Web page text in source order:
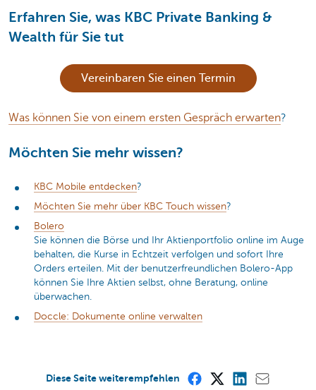
Erfahren Sie, was KBC Private Banking &
Wealth für Sie tut
Vereinbaren Sie einen Termin
Was können Sie von einem ersten Gespräch erwarten?
Möchten Sie mehr wissen?
KBC Mobile entdecken?
Möchten Sie mehr über KBC Touch wissen?
Bolero
Sie können die Börse und Ihr Aktienportfolio online im Auge
behalten, die Kurse in Echtzeit verfolgen und sofort Ihre
Orders erteilen. Mit der benutzerfreundlichen Bolero-App
können Sie Ihre Aktien selbst, ohne Beratung, online
überwachen.
Doccle: Dokumente online verwalten
Diese Seite weiterempfehlen